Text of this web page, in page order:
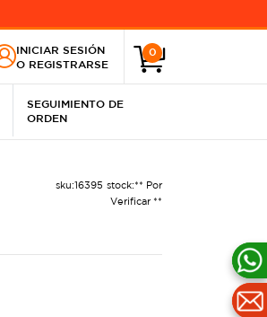
INICIAR SESIÓN
O REGISTRARSE
0
SEGUIMIENTO DE
ORDEN
sku:16395 stock:** Por
Verificar **